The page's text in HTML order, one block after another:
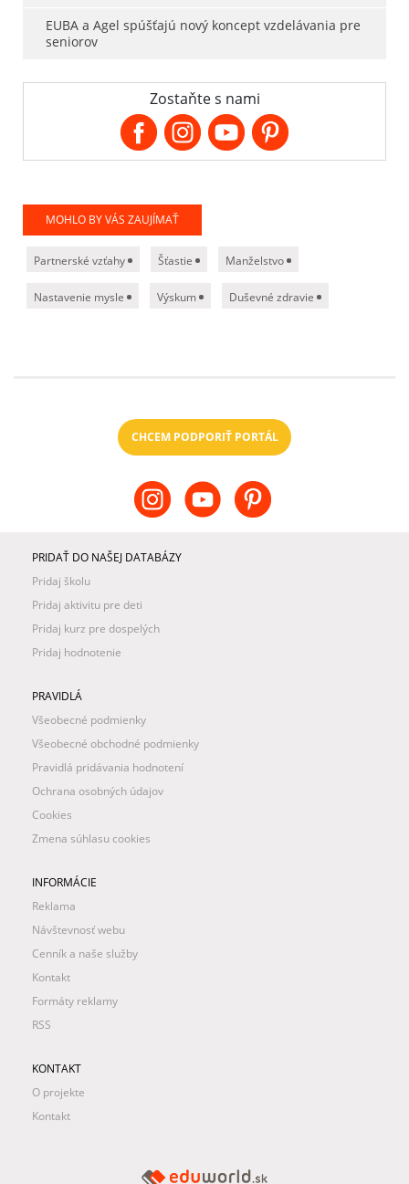
EUBA a Agel spúšťajú nový koncept vzdelávania pre
seniorov
Zostaňte s nami
MOHLO BY VÁS ZAUJÍMAŤ
Partnerské vzťahy Šťastie Manželstvo
Nastavenie mysle Výskum Duševné zdravie
CHCEM PODPORIŤ PORTÁL
PRIDAŤ DO NAŠEJ DATABÁZY
Pridaj školu
Pridaj aktivitu pre deti
Pridaj kurz pre dospelých
Pridaj hodnotenie
PRAVIDLÁ
Všeobecné podmienky
Všeobecné obchodné podmienky
Pravidlá pridávania hodnotení
Ochrana osobných údajov
Cookies
Zmena súhlasu cookies
INFORMÁCIE
Reklama
Návštevnosť webu
Cenník a naše služby
Kontakt
Formáty reklamy
RSS
KONTAKT
O projekte
Kontakt